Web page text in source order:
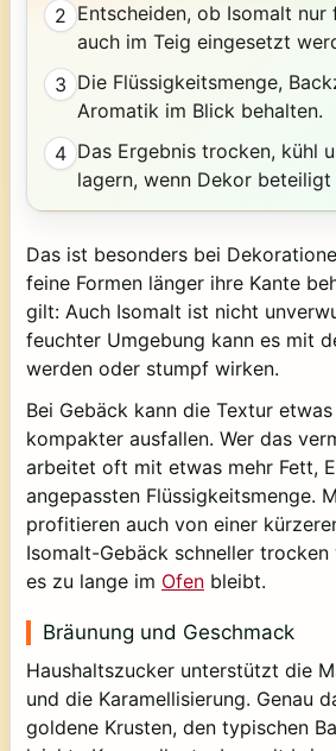
2 Entscheiden, ob Isomalt
auch im Teig eingesetzt
3 Die Flüssigkeitsmenge,
Aromatik im Blick behalten.
4 Das Ergebnis trocken, kühl
lagern, wenn Dekor beteiligt
Das ist besonders bei
feine Formen länger ihre Kante
gilt: Auch Isomalt ist nicht
feuchter Umgebung kann es mit
werden oder stumpf wirken.
Bei Gebäck kann die Textur
kompakter ausfallen. Wer das
arbeitet oft mit etwas mehr Fett,
angepassten Flüssigkeitsmenge.
profitieren auch von einer
Isomalt-Gebäck schneller trocken
es zu lange im Ofen bleibt.
Bräunung und Geschmack
Haushaltszucker unterstützt die
und die Karamellisierung. Genau
goldene Krusten, den typischen